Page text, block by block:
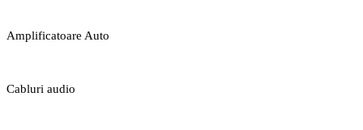
Amplificatoare Auto
Cabluri audio